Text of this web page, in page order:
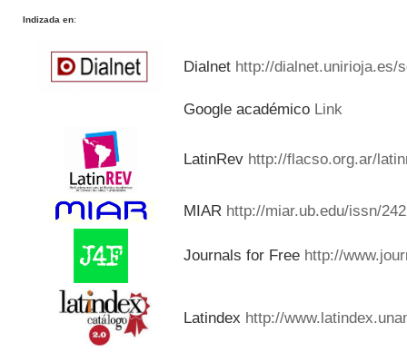
Indizada en:
Dialnet http://dialnet.unirioja.es/
Google académico Link
LatinRev http://flacso.org.ar/
MIAR http://miar.ub.edu/issn/
Journals for Free http://
Latindex http://